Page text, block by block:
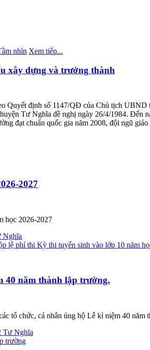
nhìn Xem tiếp...
xây dựng và trưởng thành
Quyết định số 1147/QĐ của Chủ tịch
Tư Nghĩa đề nghị ngày 26/4/1984. Đến
đạt chuẩn quốc gia năm 2008, đội ngũ
2027
học 2026-2027
Nghĩa
lệ phí thi Kỳ thi tuyển sinh vào lớp 10 năm
40 năm thành lập trường.
tổ chức, cá nhân ủng hộ Lễ kỉ niệm 40 năm
Tư Nghĩa
trường